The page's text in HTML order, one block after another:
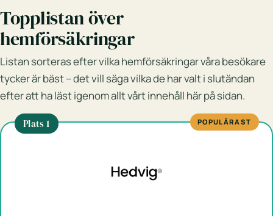
Topplistan över
hemförsäkringar
Listan sorteras efter vilka hemförsäkringar våra besökare
tycker är bäst – det vill säga vilka de har valt i slutändan
efter att ha läst igenom allt vårt innehåll här på sidan.
Plats 1 POPULÄRAST